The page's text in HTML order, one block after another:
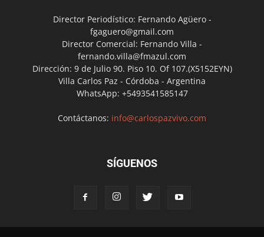
Director Periodístico: Fernando Agüero -
fgaguero@gmail.com
Director Comercial: Fernando Villa -
fernando.villa@fmazul.com
Dirección: 9 de Julio 90. Piso 10. Of 107.(X5152EYN)
Villa Carlos Paz - Córdoba - Argentina
WhatsApp: +5493541585147
Contáctanos: info@carlospazvivo.com
SÍGUENOS